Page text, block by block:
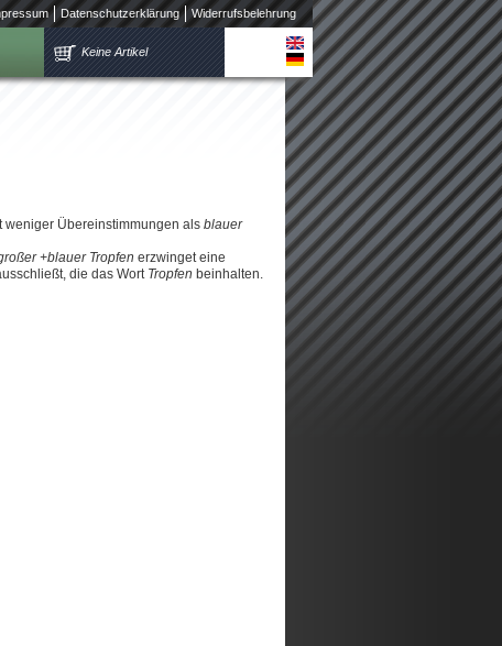
Datenschutzerklärung Widerrufsbelehrung
Keine Artikel
weniger Übereinstimmungen als blauer
+blauer Tropfen erzwinget eine
die das Wort Tropfen beinhalten.